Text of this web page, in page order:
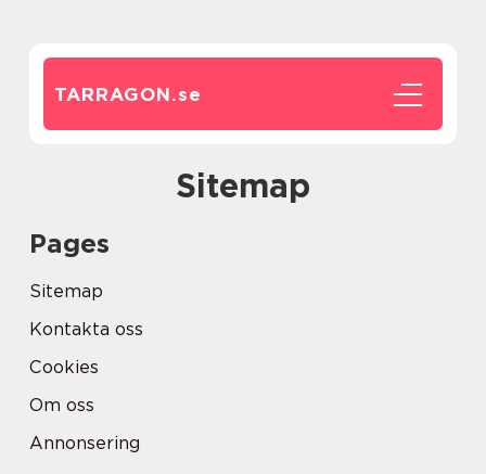
TARRAGON.se
Sitemap
Pages
Sitemap
Kontakta oss
Cookies
Om oss
Annonsering